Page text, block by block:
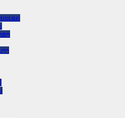
ະເຂດ
ທາ
ງ